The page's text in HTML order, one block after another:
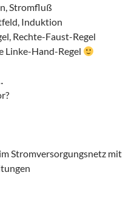
Stromfluß
Induktion
Rechte-Faust-Regel
Linke-Hand-Regel
Stromversorgungsnetz mit